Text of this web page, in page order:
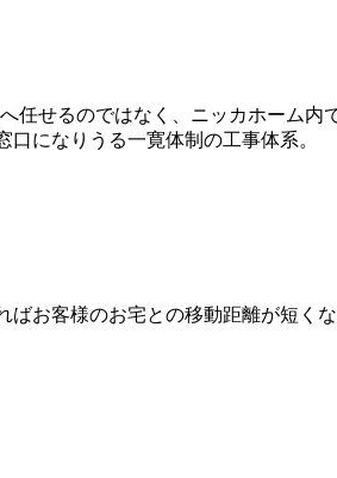
任せるのではなく、ニッカホーム内
になりうる一寛体制の工事体系。
お客様のお宅との移動距離が短く